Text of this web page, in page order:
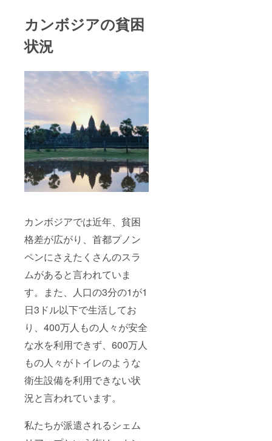
カンボジアの貧困
状況
カンボジアでは近年、貧困
格差が広がり、首都プノン
ペンにさえたくさんのスラ
ムがあると言われていま
す。また、人口の3分の1が1
日3ドル以下で生活してお
り、400万人もの人々が安全
な水を利用できず、600万人
もの人々がトイレのような
衛生設備を利用できない状
況と言われています。
私たちが派遣されるシェム